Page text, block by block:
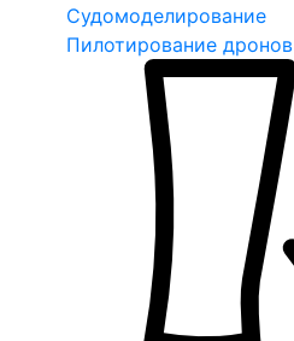
Судомоделирование
Пилотирование дронов